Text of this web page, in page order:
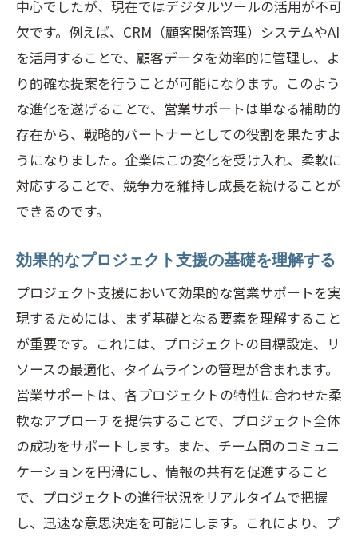
競争が激化する今営業サポートの重要性を再
考する
営業サポートが競争優位性をもたらす理
由
競争環境で勝つための営業サポート戦略
営業サポートにおける差別化の要素
市場競争に対応するための営業サポート
の革新
させる方法
競争激化の中で営業サポートが果たす役
割
営業サポートでビジネスを加速するための具
体策を探る
営業サポートで加速するビジネス成功事
例
営業サポートを活用した戦略的ビジョン
の形成
プロジェクト支援を最適化するための営
業サポート
中心でしたが、現在ではデジタルツールの活用が不可
欠です。例えば、CRM（顧客関係管理）システムやAI
を活用することで、顧客データを効率的に管理し、よ
り的確な提案を行うことが可能になります。このよう
な進化を遂げることで、営業サポートは単なる補助的
存在から、戦略的パートナーとしての役割を果たすよ
うになりました。企業はこの変化を受け入れ、柔軟に
対応することで、競争力を維持し成長を続けることが
できるのです。
効果的なプロジェクト支援の基礎を理解する
プロジェクト支援において効果的な営業サポートを実
現するためには、まず基礎となる要素を理解すること
が重要です。これには、プロジェクトの目標設定、リ
ソースの最適化、タイムラインの管理が含まれます。
営業サポートは、各プロジェクトの特性に合わせた柔
軟なアプローチを提供することで、プロジェクト全体
の成功をサポートします。また、チーム間のコミュニ
ケーションを円滑にし、情報の共有を促進すること
で、プロジェクトの進行状況をリアルタイムで把握
し、迅速な意思決定を可能にします。これにより、プ